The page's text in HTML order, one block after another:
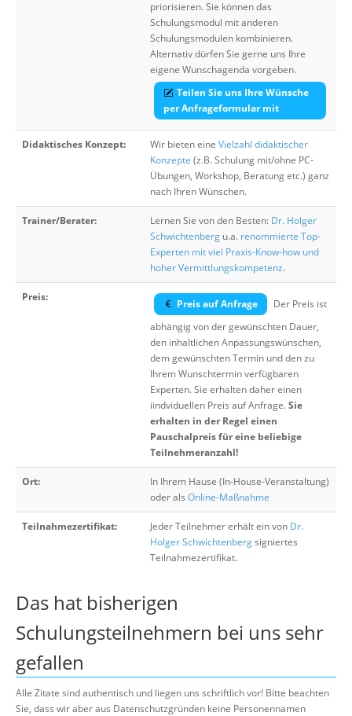
priorisieren. Sie können das
Schulungsmodul mit anderen
Schulungsmodulen kombinieren.
Alternativ dürfen Sie gerne uns Ihre
eigene Wunschagenda vorgeben.
Teilen Sie uns Ihre Wünsche
per Anfrageformular mit
Didaktisches Konzept: Wir bieten eine Vielzahl didaktischer
Konzepte (z.B. Schulung mit/ohne PC-
Übungen, Workshop, Beratung etc.) ganz
nach Ihren Wünschen.
Trainer/Berater: Lernen Sie von den Besten: Dr. Holger
Schwichtenberg u.a. renommierte Top-
Experten mit viel Praxis-Know-how und
hoher Vermittlungskompetenz.
Preis:
Preis auf Anfrage
Der Preis ist
abhängig von der gewünschten Dauer,
den inhaltlichen Anpassungswünschen,
dem gewünschten Termin und den zu
Ihrem Wunschtermin verfügbaren
Experten. Sie erhalten daher einen
iindviduellen Preis auf Anfrage.Sie
erhalten in der Regel einen
Pauschalpreis für eine beliebige
Teilnehmeranzahl!
Ort:
In Ihrem Hause (In-House-Veranstaltung)
oder als Online-Maßnahme
Teilnahmezertifikat: Jeder Teilnehmer erhält ein von Dr.
Holger Schwichtenbergsigniertes
Teilnahmezertifikat.
Das hat bisherigen
Schulungsteilnehmern bei uns sehr
gefallen
Alle Zitate sind authentisch und liegen uns schriftlich vor! Bitte beachten
Sie, dass wir aber aus Datenschutzgründen keine Personennamen